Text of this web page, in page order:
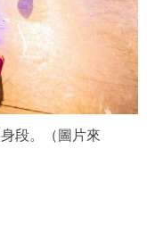
段。（圖片來